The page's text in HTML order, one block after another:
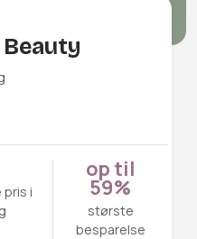
pris i
op til
59%
største
besparelse